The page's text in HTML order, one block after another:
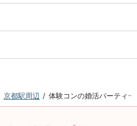
京都駅周辺 体験コンの婚活パーティー